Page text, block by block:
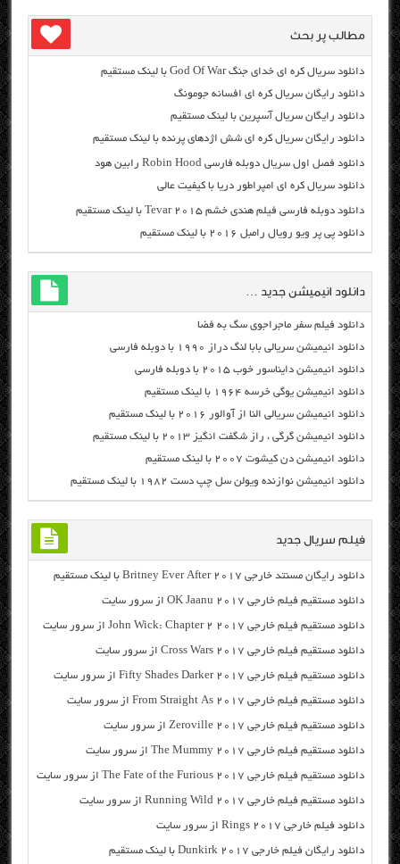
مطالب پر بحث
دانلود سریال کره ای خدای جنگ God Of War با لینک مستقیم
دانلود رایگان سریال کره ای افسانه جومونگ
دانلود رایگان سریال آسپرین با لینک مستقیم
دانلود رایگان سریال کره ای شش اژدهای پرنده با لینک مستقیم
دانلود فصل اول سریال دوبله فارسی Robin Hood رابین هود
دانلود سریال کره ای امپراطور دریا با کیفیت عالی
دانلود دوبله فارسی فیلم هندی خشم Tevar ۲۰۱۵ با لینک مستقیم
دانلود پی پر ویو رویال رامبل ۲۰۱۶ با لینک مستقیم
دانلود انیمیشن جدید …
دانلود فیلم سفر ماجراجوی سگ به فضا
دانلود انیمیشن سریالی بابا لنگ دراز ۱۹۹۰ با دوبله فارسی
دانلود انیمیشن دایناسور خوب ۲۰۱۵ با دوبله فارسی
دانلود انیمیشن یوگی خرسه ۱۹۶۴ با لینک مستقیم
دانلود انیمیشن سریالی النا از آوالور ۲۰۱۶ با لینک مستقیم
دانلود انیمیشن گرگی ، راز شگفت انگیز ۲۰۱۳ با لینک مستقیم
دانلود انیمیشن دن کیشوت ۲۰۰۷ با لینک مستقیم
دانلود انیمیشن نوازنده ویولن سل چپ دست ۱۹۸۲ با لینک مستقیم
فیلم سریال جدید
دانلود رایگان مسنتد خارجی Britney Ever After 2017 با لینک مستقیم
دانلود مستقیم فیلم خارجی OK Jaanu 2017 از سرور سایت
دانلود مستقیم فیلم خارجی John Wick: Chapter 2 2017 از سرور سایت
دانلود مستقیم فیلم خارجی Cross Wars 2017 از سرور سایت
دانلود مستقیم فیلم خارجی Fifty Shades Darker 2017 از سرور سایت
دانلود مستقیم فیلم خارجی From Straight As 2017 از سرور سایت
دانلود مستقیم فیلم خارجی Zeroville 2017 از سرور سایت
دانلود مستقیم فیلم خارجی The Mummy 2017 از سرور سایت
دانلود مستقیم فیلم خارجی The Fate of the Furious 2017 از سرور سایت
دانلود مستقیم فیلم خارجی Running Wild 2017 از سرور سایت
دانلود فیلم خارجی Rings 2017 از سرور سایت
دانلود رایگان فیلم خارجی Dunkirk 2017 با لینک مستقیم